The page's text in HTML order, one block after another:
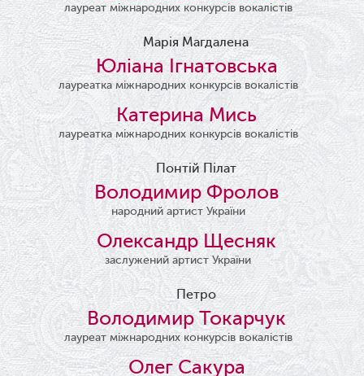
лауреат міжнародних конкурсів вокалістів
Марія Магдалена
Юліана Ігнатовська
лауреатка міжнародних конкурсів вокалістів
Катерина Мись
лауреатка міжнародних конкурсів вокалістів
Понтій Пілат
Володимир Фролов
народний артист України
Олександр Щесняк
заслужений артист України
Петро
Володимир Токарчук
лауреат міжнародних конкурсів вокалістів
Олег Сакура